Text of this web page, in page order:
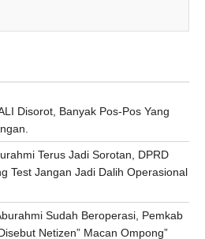
Disorot, Banyak Pos-Pos Yang
Terus Jadi Sorotan, DPRD
Test Jangan Jadi Dalih Operasional
Sudah Beroperasi, Pemkab
Netizen” Macan Ompong”